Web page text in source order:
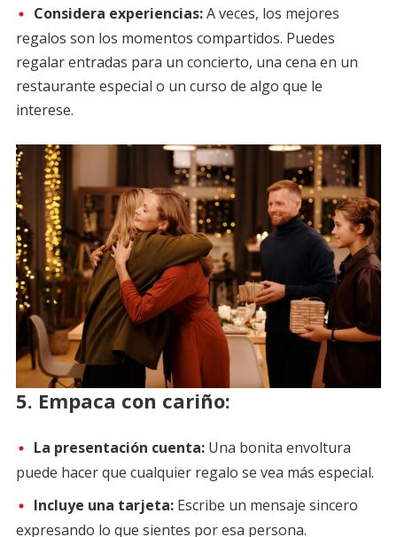
Considera experiencias:A veces, los mejores
regalos son los momentos compartidos. Puedes
regalar entradas para un concierto, una cena en un
restaurante especial o un curso de algo que le
interese.
5. Empaca con cariño:
La presentación cuenta:Una bonita envoltura
puede hacer que cualquier regalo se vea más especial.
Incluye una tarjeta:Escribe un mensaje sincero
expresando lo que sientes por esa persona.